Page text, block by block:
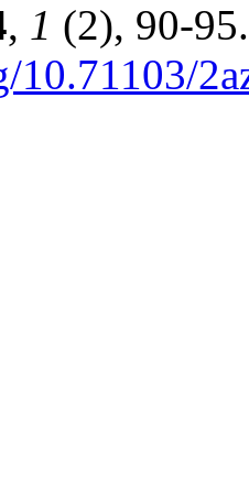
, 1 (2), 90-95.
10.71103/